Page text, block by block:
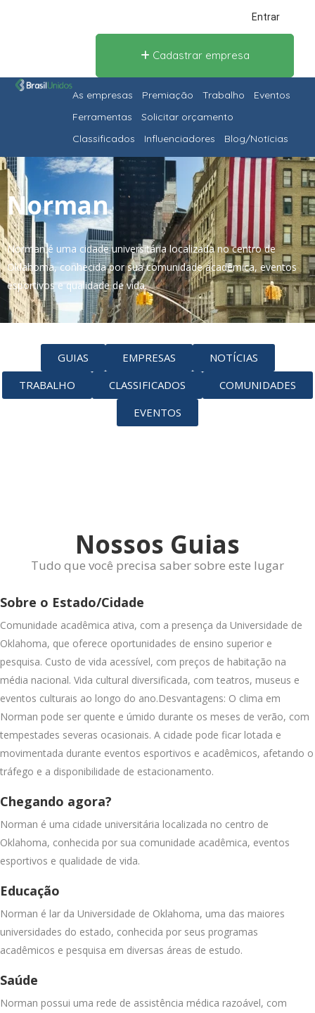
Entrar
Cadastrar empresa
As empresas Premiação Trabalho
Eventos
Ferramentas
Solicitar orçamento
Classificados
Influenciadores Blog/Notícias
Norman
Norman é uma cidade universitária localizada no centro de
Oklahoma, conhecida por sua comunidade acadêmica, eventos
esportivos e qualidade de vida.
GUIAS EMPRESAS
NOTÍCIAS
TRABALHO
CLASSIFICADOS
COMUNIDADES
EVENTOS
Nossos Guias
Tudo que você precisa saber sobre este lugar
Sobre o Estado/Cidade
Comunidade acadêmica ativa, com a presença da Universidade de
Oklahoma, que oferece oportunidades de ensino superior e
pesquisa. Custo de vida acessível, com preços de habitação na
média nacional. Vida cultural diversificada, com teatros, museus e
eventos culturais ao longo do ano.Desvantagens: O clima em
Norman pode ser quente e úmido durante os meses de verão, com
tempestades severas ocasionais. A cidade pode ficar lotada e
movimentada durante eventos esportivos e acadêmicos, afetando o
tráfego e a disponibilidade de estacionamento.
Chegando agora?
Norman é uma cidade universitária localizada no centro de
Oklahoma, conhecida por sua comunidade acadêmica, eventos
esportivos e qualidade de vida.
Educação
Norman é lar da Universidade de Oklahoma, uma das maiores
universidades do estado, conhecida por seus programas
acadêmicos e pesquisa em diversas áreas de estudo.
Saúde
Norman possui uma rede de assistência médica razoável, com